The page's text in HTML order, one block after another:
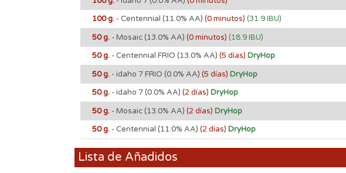
100 g. - Centennial (11.0% AA) (0 minutos) (31.9 IBU)
50 g. - Mosaic (13.0% AA) (0 minutos) (18.9 IBU)
50 g. - Centennial FRIO (13.0% AA) (5 días) DryHop
50 g. - idaho 7 FRIO (0.0% AA) (5 días) DryHop
50 g. - idaho 7(0.0% AA) (2 días) DryHop
50 g. - Mosaic (13.0% AA) (2 días) DryHop
50 g. - Centennial (11.0% AA) (2 días) DryHop
Lista de Añadidos